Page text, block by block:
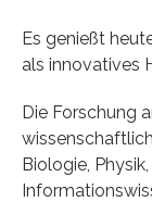
Es genießt
als innovatives
Die Forschung
Biologie,